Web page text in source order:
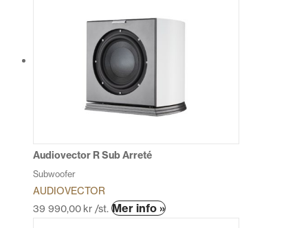
flera
kan
Audiovector R Sub Arreté
Subwoofer
AUDIOVECTOR
39 990,00 kr /st. Mer info »Den